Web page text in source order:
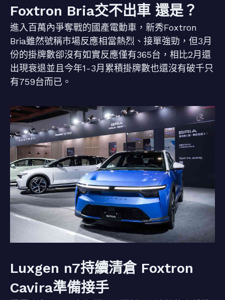
Foxtron Bria交不出車 還是？
進入百萬內爭奪戰的國產電動車，新秀Foxtron
Bria雖然號稱市場反應相當熱烈、接單強勁，但3月
份的掛牌數卻沒有如實反應僅有365台，相比2月還
出現衰退並且今年1-3月累積掛牌數也還沒有破千只
有759台而已。
Luxgen n7持續清倉 Foxtron
Cavira準備接手